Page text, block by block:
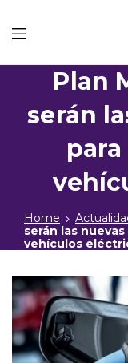
Plan
serán
Home
serán las
vehículos